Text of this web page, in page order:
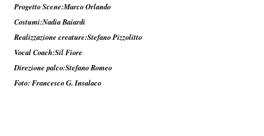
Progetto Scene:Marco Orlando
Costumi:Nadia Baiardi
Realizzazione creature:Stefano Pizzolitto
Vocal Coach:Sil Fiore
Direzione palco:Stefano Romeo
Foto: Francesco G. Insalaco